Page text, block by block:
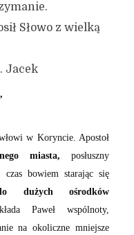
Słowo z wielką
w Koryncie. Apostoł
miasta, posłuszny
czas bowiem starając się
dużych ośrodków
Paweł wspólnoty,
na okoliczne mniejsze